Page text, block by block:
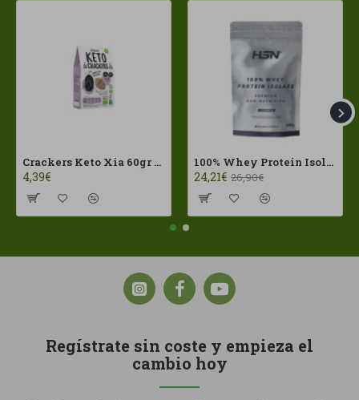
Crackers Keto Xia 60gr Joice Foods ECO
4,39€
100% Whey Protein Isolate 500g HSN
24,21€ 26,90€
Regístrate sin coste y empieza el
cambio hoy